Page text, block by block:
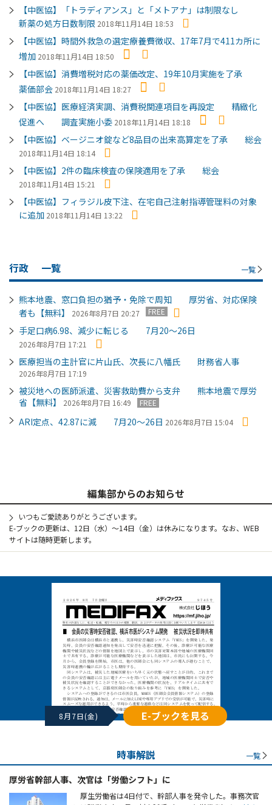
【中医協】「トラディアンス」と「メトアナ」は制限なし
新薬の処方日数制限 2018年11月14日 18:53
【中医協】時間外救急の選定療養費徴収、17年7月で411カ所に
増加 2018年11月14日 18:50
【中医協】消費増税対応の薬価改定、19年10月実施を了承
薬価部会 2018年11月14日 18:27
【中医協】医療経済実調、消費税関連項目を再設定 精緻化
促進へ 調査実施小委 2018年11月14日 18:18
【中医協】ベージニオ錠など8品目の出来高算定を了承 総会
2018年11月14日 18:14
【中医協】2件の臨床検査の保険適用を了承 総会
2018年11月14日 15:21
【中医協】フィラジル皮下注、在宅自己注射指導管理料の対象
に追加 2018年11月14日 13:22
行政 一覧 一覧
熊本地震、窓口負担の猶予・免除で周知 厚労省、対応保険
者も【無料】
2026年8月7日 20:27 FREE
手足口病6.98、減少に転じる 7月20～26日
2026年8月7日 17:21
医療担当の主計官に片山氏、次長に八幡氏 財務省人事
2026年8月7日 17:19
被災地への医師派遣、災害救助費から支弁 熊本地震で厚労
省【無料】
2026年8月7日 16:49 FREE
ARI定点、42.87に減 7月20～26日 2026年8月7日 15:04
編集部からのお知らせ
いつもご愛読ありがとうございます。
E-ブックの更新は、12日（水）～14日（金）は休みになります。なお、WEB
サイトは随時更新します。
8月7日(金) E-ブックを見る
時事解説 一覧
厚労省幹部人事、次官は「労働シフト」に
厚生労働省は4日付で、幹部人事を発令した。事務次官